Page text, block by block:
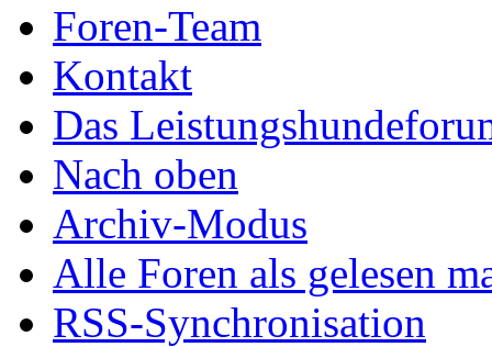
Foren-Team
Kontakt
Das
Nach oben
Archiv-Modus
Alle Foren als gelesen
RSS-Synchronisation